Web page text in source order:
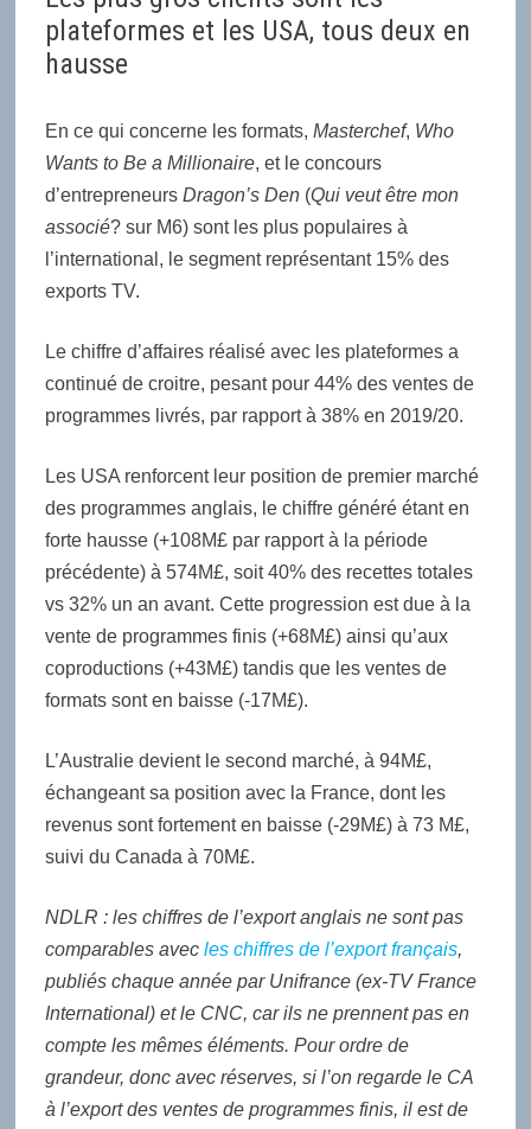
plateformes et les USA, tous deux en
hausse
En ce qui concerne les formats, Masterchef, Who
Wants to Be a Millionaire, et le concours
d’entrepreneurs Dragon’s Den(Qui veut être mon
associé? sur M6) sont les plus populaires à
l’international, le segment représentant 15% des
exports TV.
Le chiffre d’affaires réalisé avec les plateformes a
continué de croitre, pesant pour 44% des ventes de
programmes livrés, par rapport à 38% en 2019/20.
Les USA renforcent leur position de premier marché
des programmes anglais, le chiffre généré étant en
forte hausse (+108M£ par rapport à la période
précédente) à 574M£, soit 40% des recettes totales
vs 32% un an avant. Cette progression est due à la
vente de programmes finis (+68M£) ainsi qu’aux
coproductions (+43M£) tandis que les ventes de
formats sont en baisse (-17M£).
L’Australie devient le second marché, à 94M£,
échangeant sa position avec la France, dont les
revenus sont fortement en baisse (-29M£) à 73 M£,
suivi du Canada à 70M£.
NDLR : les chiffres de l’export anglais ne sont pas
comparables avec les chiffres de l’export français,
publiés chaque année par Unifrance (ex-TV France
International) et le CNC, car ils ne prennent pas en
compte les mêmes éléments. Pour ordre de
grandeur, donc avec réserves, si l’on regarde le CA
à l’export des ventes de programmes finis, il est de